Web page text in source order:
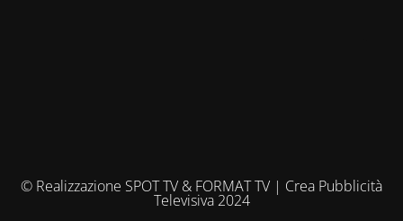
© Realizzazione SPOT TV & FORMAT TV | Crea Pubblicità
Televisiva 2024